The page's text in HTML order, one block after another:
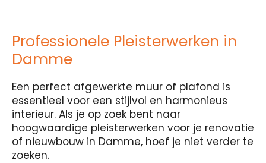
Professionele Pleisterwerken in
Damme
Een perfect afgewerkte muur of plafond is
essentieel voor een stijlvol en harmonieus
interieur. Als je op zoek bent naar
hoogwaardige pleisterwerken voor je renovatie
of nieuwbouw in Damme, hoef je niet verder te
zoeken.